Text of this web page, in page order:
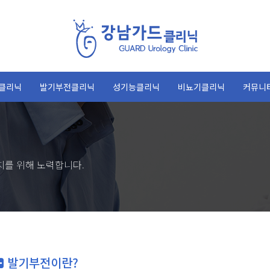
리닉 발기부전클리닉 성기능클리닉 비뇨기클리닉 커뮤니
를 위해 노력합니다.
발기부전이란?